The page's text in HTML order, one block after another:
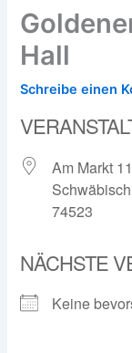
Hall
Schreibe einen
Am Markt 11
74523
NÄCHSTE
Keine